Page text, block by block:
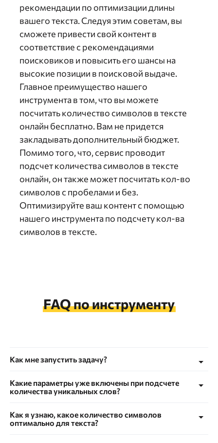
рекомендации по оптимизации длины
вашего текста. Следуя этим советам, вы
сможете привести свой контент в
соответствие с рекомендациями
поисковиков и повысить его шансы на
высокие позиции в поисковой выдаче.
Главное преимущество нашего
инструмента в том, что вы можете
посчитать количество символов в тексте
онлайн бесплатно. Вам не придется
закладывать дополнительный бюджет.
Помимо того, что, сервис проводит
подсчет количества символов в тексте
онлайн, он также может посчитать кол-во
символов с пробелами и без.
Оптимизируйте ваш контент с помощью
нашего инструмента по подсчету кол-ва
символов в тексте.
FAQ по инструменту
Как мне запустить задачу?
количества символов в тексте онлайн, сначала
(ТА). Введите название, добавьте URL вашей
страницы (если она уже существует на сайте),
Какие параметры уже включены при подсчете
количества уникальных слов?
тексте онлайн с пробелами, вхождение
Как я узнаю, какое количество символов
оптимально для текста?